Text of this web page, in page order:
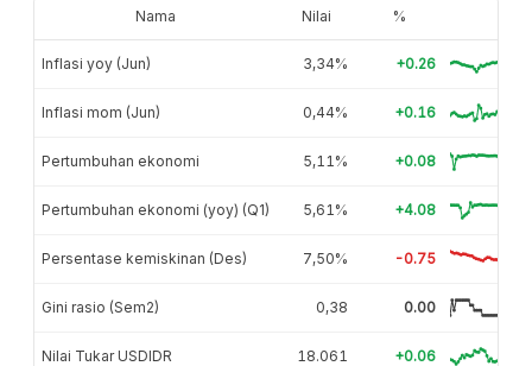
Nama Nilai %
Inflasi yoy (Jun) 3,34% +0.26
Inflasi mom (Jun) 0,44% +0.16
Pertumbuhan ekonomi 5,11% +0.08
Pertumbuhan ekonomi (yoy) (Q1) 5,61% +4.08
Persentase kemiskinan (Des) 7,50% -0.75
Gini rasio (Sem2) 0,38 0.00
Nilai Tukar USDIDR 18.061 +0.06